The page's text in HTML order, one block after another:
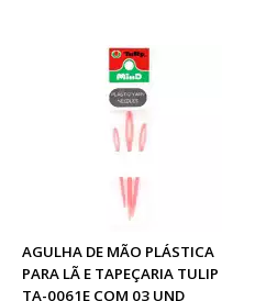
AGULHA DE MÃO PLÁSTICA
PARA LÃ E TAPEÇARIA TULIP
TA-0061E COM 03 UND